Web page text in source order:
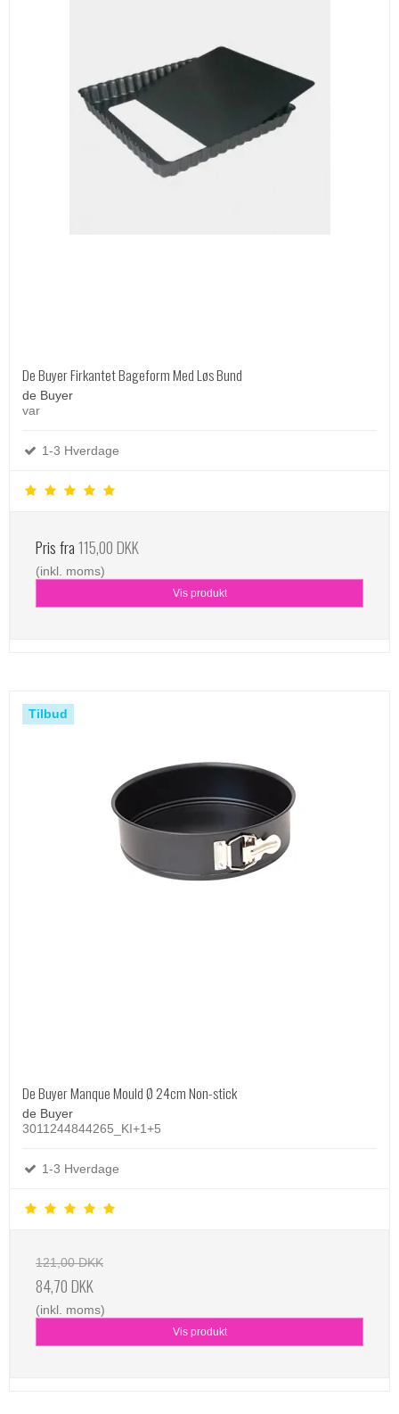
De Buyer Firkantet Bageform Med Løs Bund
de Buyer
var
1-3 Hverdage
Pris fra115,00 DKK
(inkl. moms)
Vis produkt
Tilbud
De Buyer Manque Mould Ø 24cm Non-stick
de Buyer
3011244844265_KI+1+5
1-3 Hverdage
121,00 DKK
84,70 DKK
(inkl. moms)
Vis produkt